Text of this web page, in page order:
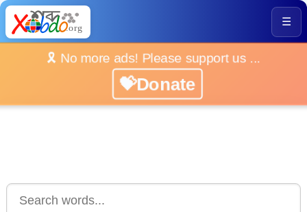
☰
🎗️ No more ads! Please support us ...
💝Donate